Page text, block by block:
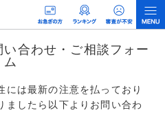
合わせ・ご相談フォー
ム
には最新の注意を払っており
ましたら以下よりお問い合わ